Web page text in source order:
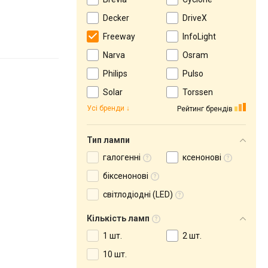
Decker
DriveX
Freeway
InfoLight
Narva
Osram
Philips
Pulso
Solar
Torssen
Рейтинг брендів
Усі бренди
Тип лампи
галогенні
ксенонові
біксенонові
світлодіодні (LED)
Кількість ламп
1 шт.
2 шт.
10 шт.